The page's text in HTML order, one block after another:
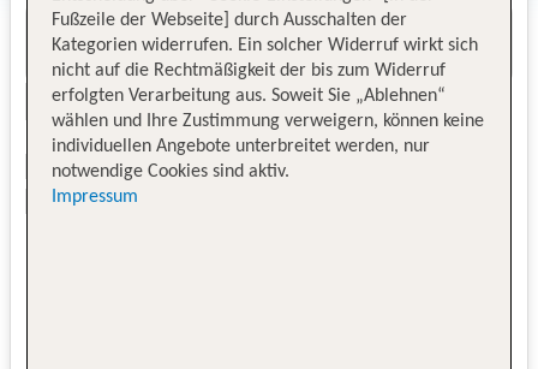
Fußzeile der Webseite] durch Ausschalten der
Kategorien widerrufen. Ein solcher Widerruf wirkt sich
nicht auf die Rechtmäßigkeit der bis zum Widerruf
erfolgten Verarbeitung aus. Soweit Sie „Ablehnen“
wählen und Ihre Zustimmung verweigern, können keine
individuellen Angebote unterbreitet werden, nur
notwendige Cookies sind aktiv.
Impressum